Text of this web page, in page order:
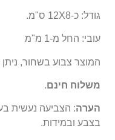
גודל: כ-12X8 ס"מ.
עובי: החל מ-1 מ"מ
המוצר צבוע בשחור,
משלוח חינם.
הערה: הצביעה נעשית
בצבע ובמידות.